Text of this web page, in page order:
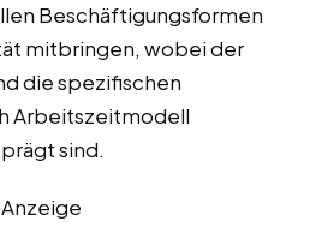
Beschäftigungsformen
mitbringen, wobei der
die spezifischen
Arbeitszeitmodell
sind.
Anzeige